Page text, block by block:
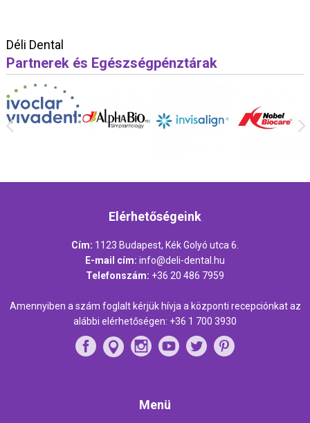
Déli Dental
Partnerek és Egészségpénztárak
Elérhetőségeink
Cím: 1123 Budapest, Kék Golyó utca 6.
E-mail cím: info@deli-dental.hu
Telefonszám: +36 20 486 7959
Amennyiben a szám foglalt kérjük hívja a központi recepciónkat az
alábbi elérhetőségen: +36 1 700 3930
Menü